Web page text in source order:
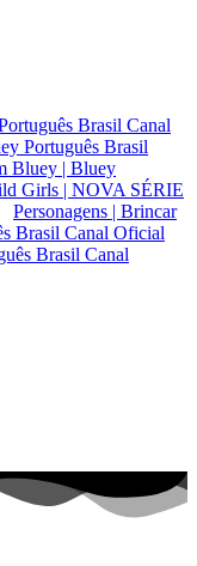
Brasil Canal
Português Brasil
Bluey | Bluey
Girls | NOVA SÉRIE
Personagens | Brincar
Brasil Canal Oficial
Brasil Canal